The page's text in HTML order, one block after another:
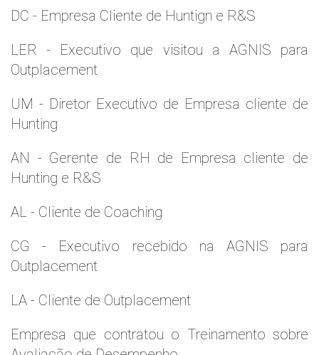
DC - Empresa Cliente de Huntign e R&S
LER - Executivo que visitou a AGNIS para
Outplacement
UM - Diretor Executivo de Empresa cliente de
Hunting
AN - Gerente de RH de Empresa cliente de
Hunting e R&S
AL - Cliente de Coaching
CG - Executivo recebido na AGNIS para
Outplacement
LA - Cliente de Outplacement
Empresa que contratou o Treinamento sobre